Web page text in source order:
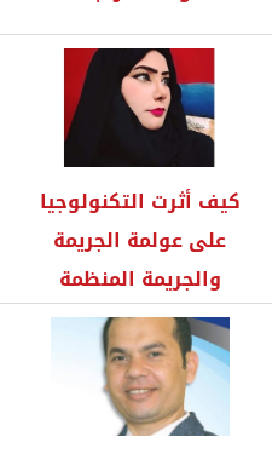
كيف أثرت التكنولوجيا
على عولمة الجريمة
والجريمة المنظمة